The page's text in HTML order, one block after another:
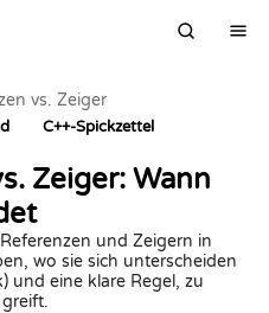
vs. Zeiger
C++-Spickzettel
Zeiger: Wann
und Zeigern in
wo sie sich unterscheiden
und eine klare Regel, zu